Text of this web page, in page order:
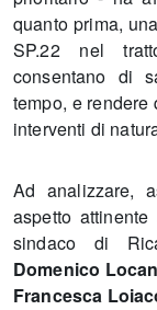
quanto prima,
SP.22 nel
consentano di
tempo, e
interventi di
Ad analizzare,
aspetto
sindaco di
Domenico
Francesca